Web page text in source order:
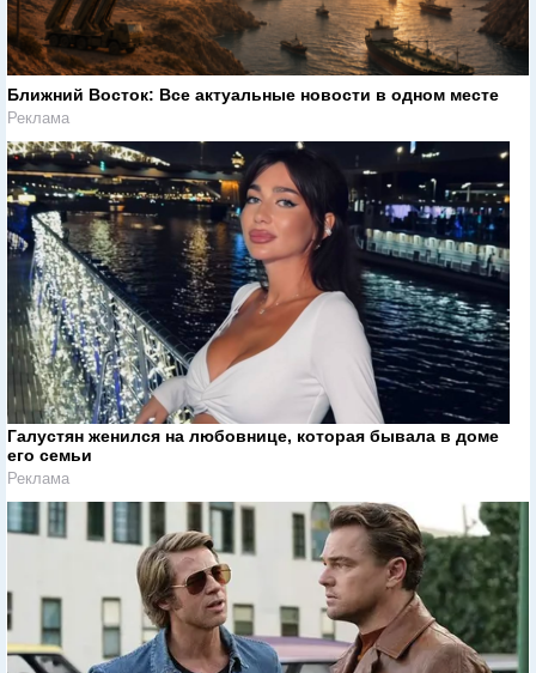
Ближний Восток: Все актуальные новости в одном месте
Реклама
Галустян женился на любовнице, которая бывала в доме
его семьи
Реклама